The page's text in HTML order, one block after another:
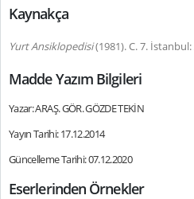
Kaynakça
Yurt Ansiklopedisi(1981).C. 7.
Madde Yazım Bilgileri
Yazar: ARAŞ. GÖR. GÖZDE TEKİN
Yayın Tarihi: 17.12.2014
Güncelleme Tarihi: 07.12.2020
Eserlerinden Örnekler